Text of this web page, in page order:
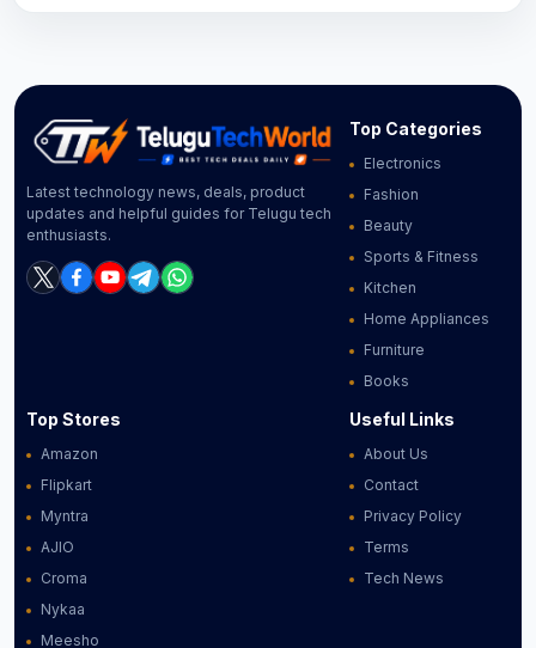
Latest technology news, deals, product
updates and helpful guides for Telugu tech
enthusiasts.
Top Categories
Electronics
Fashion
Beauty
Sports & Fitness
Kitchen
Home Appliances
Furniture
Books
Top Stores
Amazon
Flipkart
Myntra
AJIO
Croma
Nykaa
Meesho
Useful Links
About Us
Contact
Privacy Policy
Terms
Tech News